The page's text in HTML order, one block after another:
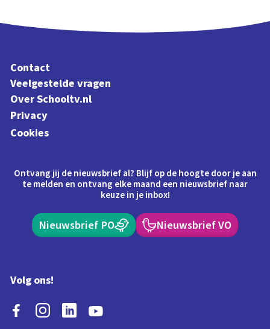
Contact
Veelgestelde vragen
Over Schooltv.nl
Privacy
Cookies
Ontvang jij de nieuwsbrief al? Blijf op de hoogte door je aan
te melden en ontvang elke maand een nieuwsbrief naar
keuze in je inbox!
Nieuwsbrief PO Nieuwsbrief VO
Volg ons!